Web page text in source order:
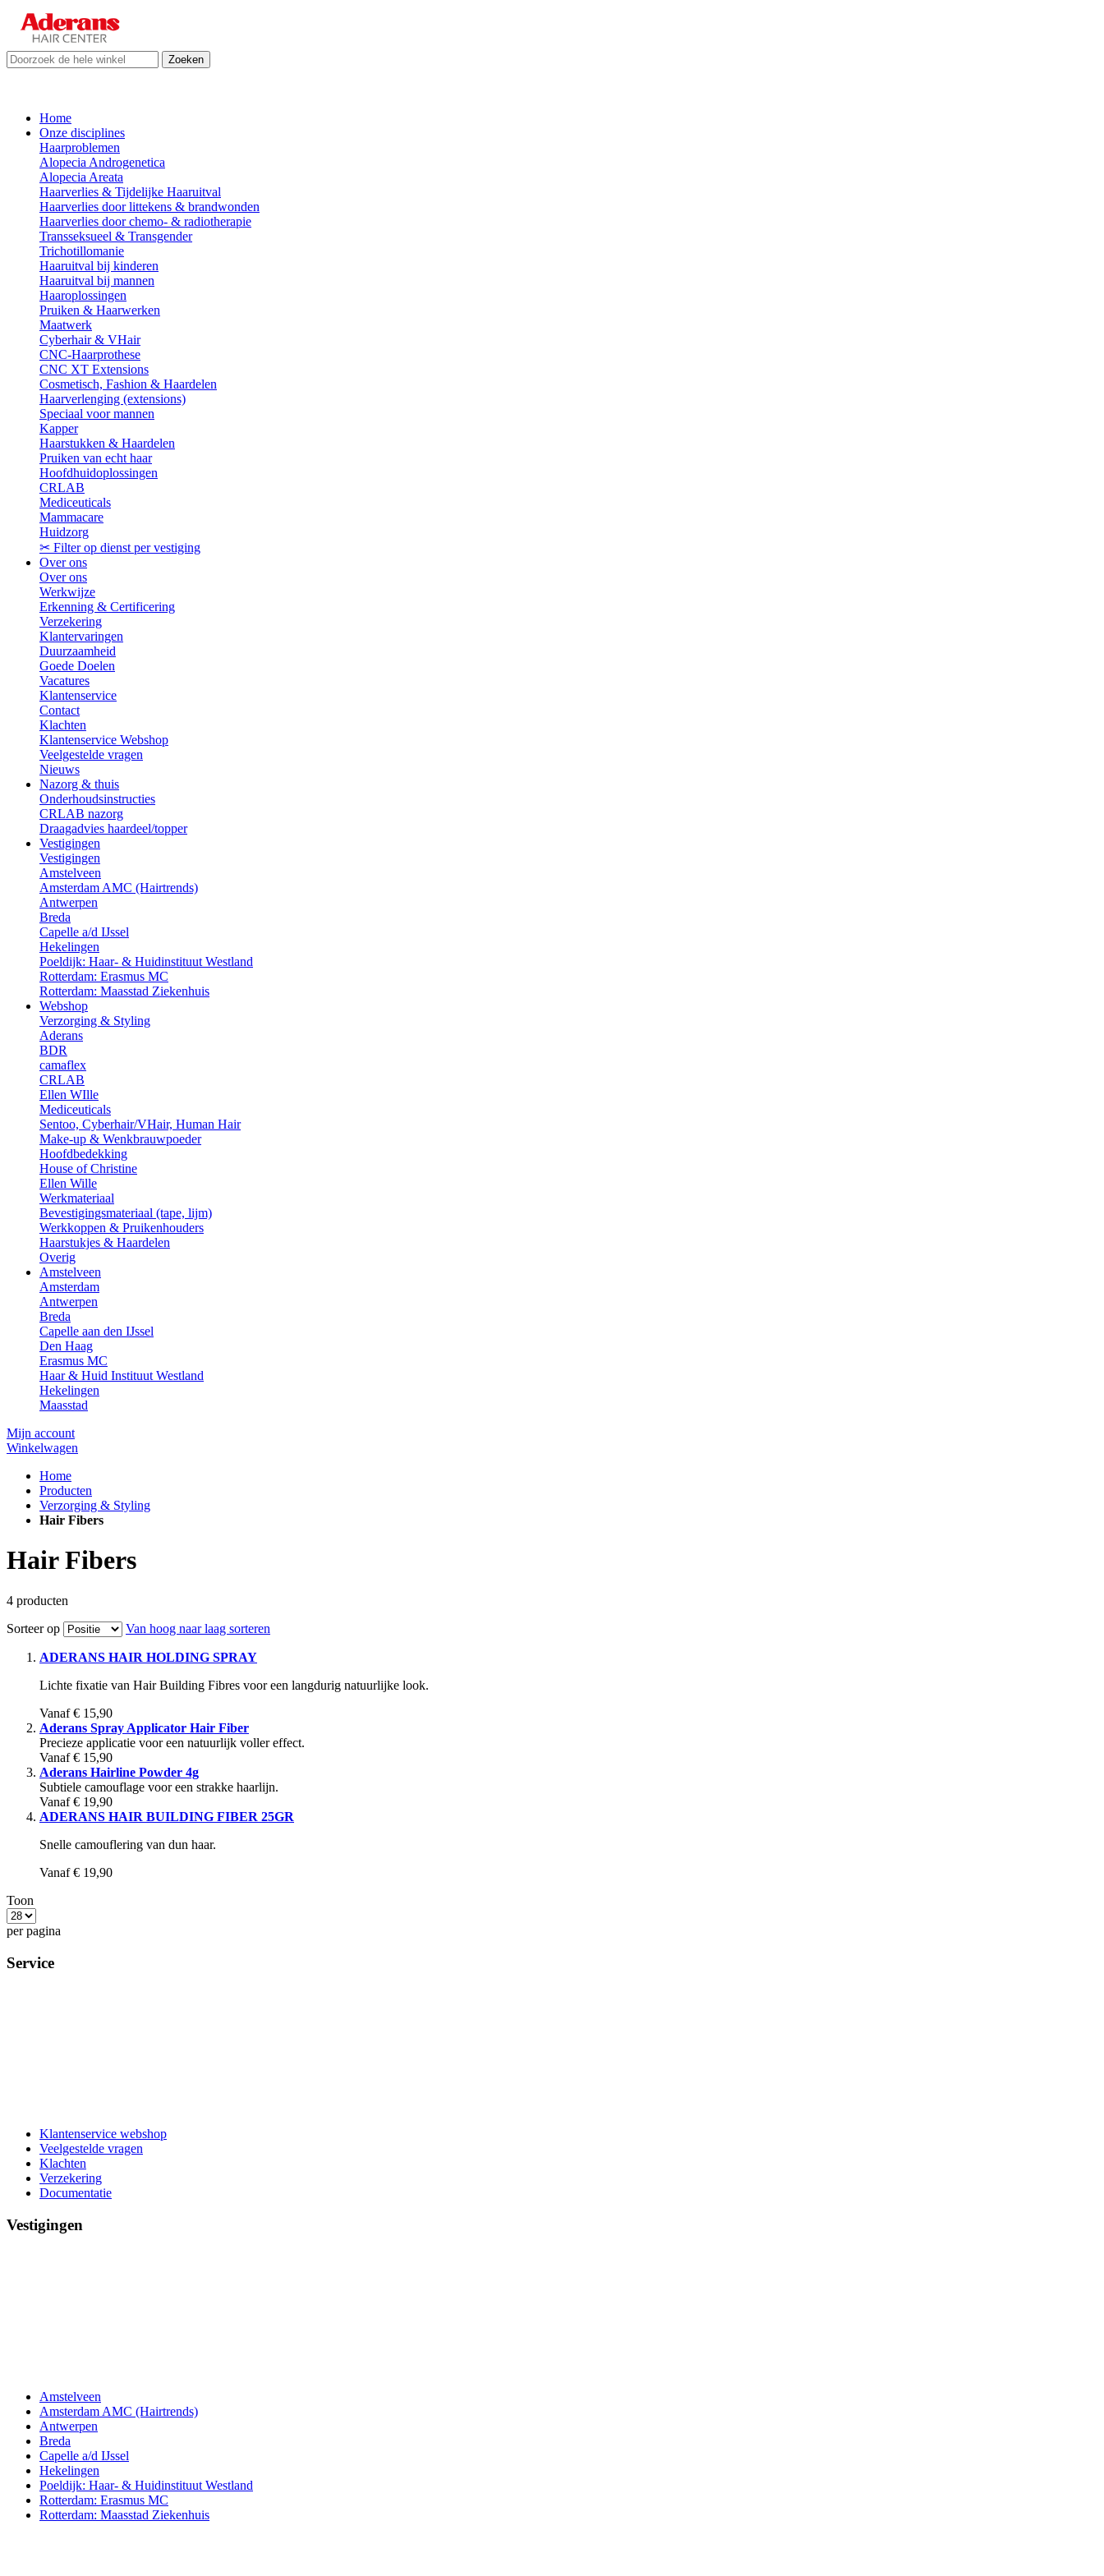
Zoeken
Home
Onze disciplines
Haarproblemen
Alopecia Androgenetica
Alopecia Areata
Haarverlies & Tijdelijke Haaruitval
Haarverlies door littekens & brandwonden
Haarverlies door chemo- & radiotherapie
Transseksueel & Transgender
Trichotillomanie
Haaruitval bij kinderen
Haaruitval bij mannen
Haaroplossingen
Pruiken & Haarwerken
Maatwerk
Cyberhair & VHair
CNC-Haarprothese
CNC XT Extensions
Cosmetisch, Fashion & Haardelen
Haarverlenging (extensions)
Speciaal voor mannen
Kapper
Haarstukken & Haardelen
Pruiken van echt haar
Hoofdhuidoplossingen
CRLAB
Mediceuticals
Mammacare
Huidzorg
✂ Filter op dienst per vestiging
Over ons
Over ons
Werkwijze
Erkenning & Certificering
Verzekering
Klantervaringen
Duurzaamheid
Goede Doelen
Vacatures
Klantenservice
Contact
Klachten
Klantenservice Webshop
Veelgestelde vragen
Nieuws
Nazorg & thuis
Onderhoudsinstructies
CRLAB nazorg
Draagadvies haardeel/topper
Vestigingen
Vestigingen
Amstelveen
Amsterdam AMC (Hairtrends)
Antwerpen
Breda
Capelle a/d IJssel
Hekelingen
Poeldijk: Haar- & Huidinstituut Westland
Rotterdam: Erasmus MC
Rotterdam: Maasstad Ziekenhuis
Webshop
Verzorging & Styling
Aderans
BDR
camaflex
CRLAB
Ellen WIlle
Mediceuticals
Sentoo, Cyberhair/VHair, Human Hair
Make-up & Wenkbrauwpoeder
Hoofdbedekking
House of Christine
Ellen Wille
Werkmateriaal
Bevestigingsmateriaal (tape, lijm)
Werkkoppen & Pruikenhouders
Haarstukjes & Haardelen
Overig
Amstelveen
Amsterdam
Antwerpen
Breda
Capelle aan den IJssel
Den Haag
Erasmus MC
Haar & Huid Instituut Westland
Hekelingen
Maasstad
Mijn account
Winkelwagen
Home
Producten
Verzorging & Styling
Hair Fibers
Hair Fibers
4 producten
Sorteer op
Van hoog naar laag sorteren
ADERANS HAIR HOLDING SPRAY
Lichte fixatie van Hair Building Fibres voor een langdurig natuurlijke look.
Vanaf € 15,90
Aderans Spray Applicator Hair Fiber
Precieze applicatie voor een natuurlijk voller effect.
Vanaf € 15,90
Aderans Hairline Powder 4g
Subtiele camouflage voor een strakke haarlijn.
Vanaf € 19,90
ADERANS HAIR BUILDING FIBER 25GR
Snelle camouflering van dun haar.
Vanaf € 19,90
Toon
per pagina
Service
Klantenservice webshop
Veelgestelde vragen
Klachten
Verzekering
Documentatie
Vestigingen
Amstelveen
Amsterdam AMC (Hairtrends)
Antwerpen
Breda
Capelle a/d IJssel
Hekelingen
Poeldijk: Haar- & Huidinstituut Westland
Rotterdam: Erasmus MC
Rotterdam: Maasstad Ziekenhuis